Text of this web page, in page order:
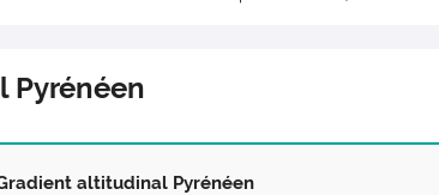
Pyrénéen
altitudinal Pyrénéen